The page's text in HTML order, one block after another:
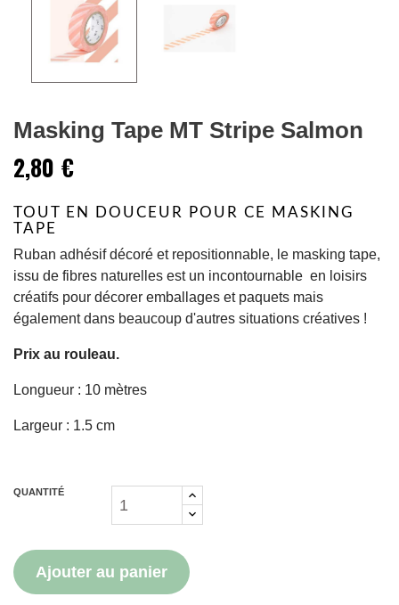
Masking Tape MT Stripe Salmon
2,80 €
TOUT EN DOUCEUR POUR CE MASKING
TAPE
Ruban adhésif décoré et repositionnable, le masking tape,
issu de fibres naturelles est un incontournable en loisirs
créatifs pour décorer emballages et paquets mais
également dans beaucoup d'autres situations créatives !
Prix au rouleau.
Longueur : 10 mètres
Largeur : 1.5 cm
QUANTITÉ
Ajouter au panier